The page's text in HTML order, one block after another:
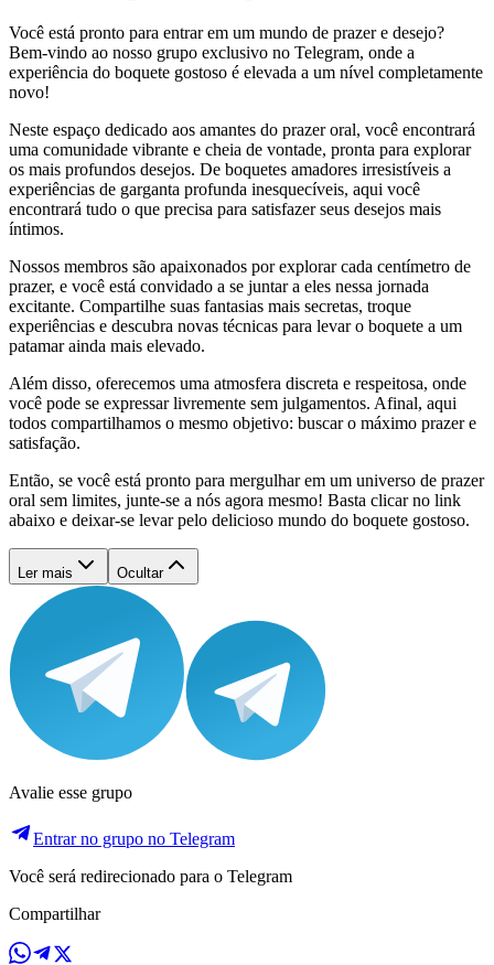
Você está pronto para entrar em um mundo de prazer e desejo?
Bem-vindo ao nosso grupo exclusivo no Telegram, onde a
experiência do boquete gostoso é elevada a um nível completamente
novo!
Neste espaço dedicado aos amantes do prazer oral, você encontrará
uma comunidade vibrante e cheia de vontade, pronta para explorar
os mais profundos desejos. De boquetes amadores irresistíveis a
experiências de garganta profunda inesquecíveis, aqui você
encontrará tudo o que precisa para satisfazer seus desejos mais
íntimos.
Nossos membros são apaixonados por explorar cada centímetro de
prazer, e você está convidado a se juntar a eles nessa jornada
excitante. Compartilhe suas fantasias mais secretas, troque
experiências e descubra novas técnicas para levar o boquete a um
patamar ainda mais elevado.
Além disso, oferecemos uma atmosfera discreta e respeitosa, onde
você pode se expressar livremente sem julgamentos. Afinal, aqui
todos compartilhamos o mesmo objetivo: buscar o máximo prazer e
satisfação.
Então, se você está pronto para mergulhar em um universo de prazer
oral sem limites, junte-se a nós agora mesmo! Basta clicar no link
abaixo e deixar-se levar pelo delicioso mundo do boquete gostoso.
Ler mais Ocultar
Avalie esse grupo
Entrar no grupo no Telegram
Você será redirecionado para o Telegram
Compartilhar